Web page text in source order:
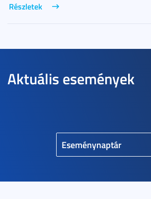
Részletek
Aktuális események
Eseménynaptár